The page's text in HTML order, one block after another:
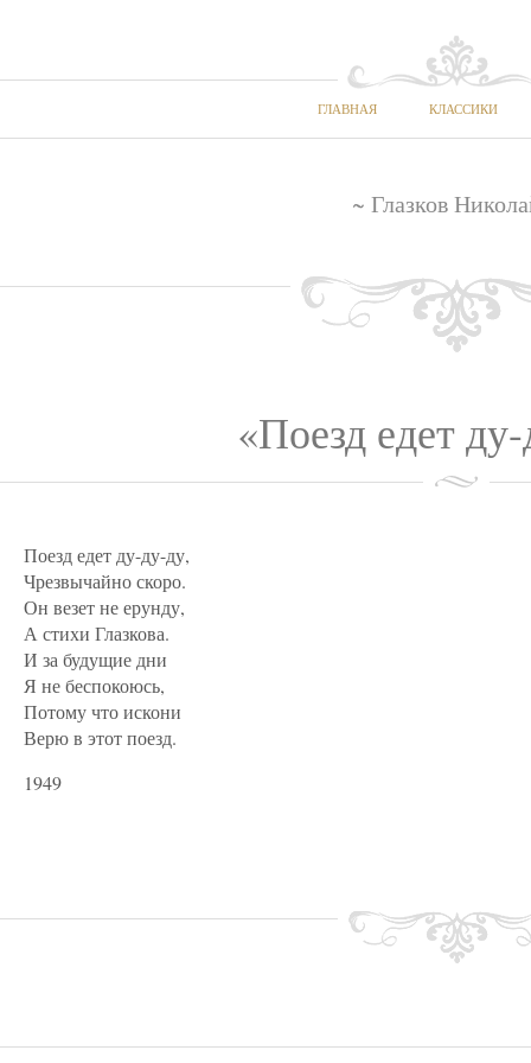
ГЛАВНАЯ КЛАССИКИ
~ Глазков
«Поезд едет
Поезд едет ду-ду-ду,
Чрезвычайно скоро.
Он везет не ерунду,
А стихи Глазкова.
И за будущие дни
Я не беспокоюсь,
Потому что искони
Верю в этот поезд.
1949